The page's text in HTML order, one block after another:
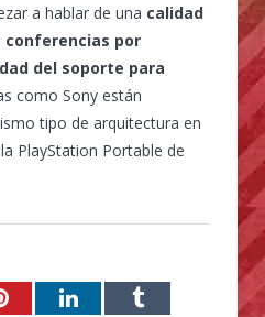
a hablar de una calidad
conferencias por
del soporte para
como Sony están
tipo de arquitectura en
PlayStation Portable de
PinterestLinkedInTumblr